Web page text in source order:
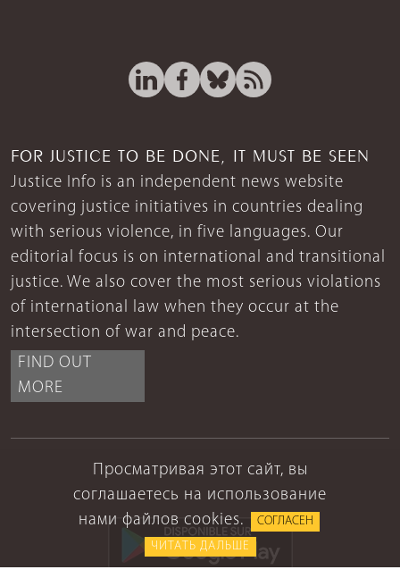
Просматривая этот сайт, вы
соглашаетесь на использование
нами файлов cookies.
СОГЛАСЕН
ЧИТАТЬ ДАЛЬШЕ
FOR JUSTICE TO BE DONE, IT MUST BE SEEN
Justice Info is an independent news website
covering justice initiatives in countries dealing
with serious violence, in five languages. Our
editorial focus is on international and transitional
justice. We also cover the most serious violations
of international law when they occur at the
intersection of war and peace.
FIND OUT
MORE